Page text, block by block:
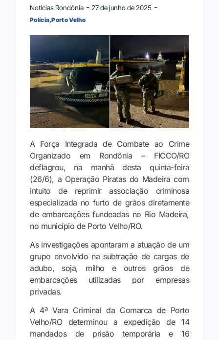
Notícias Rondônia 27 de junho de 2025
Polícia,Porto Velho
A Força Integrada de Combate ao Crime
Organizado em Rondônia – FICCO/RO
deflagrou, na manhã desta quinta-feira
(26/6), a Operação Piratas do Madeira com
intuito de reprimir associação criminosa
especializada no furto de grãos diretamente
de embarcações fundeadas no Rio Madeira,
no município de Porto Velho/RO.
As investigações apontaram a atuação de um
grupo envolvido na subtração de cargas de
adubo, soja, milho e outros grãos de
embarcações utilizadas por empresas
privadas.
A 4ª Vara Criminal da Comarca de Porto
Velho/RO determinou a expedição de 14
mandados de prisão temporária e 16